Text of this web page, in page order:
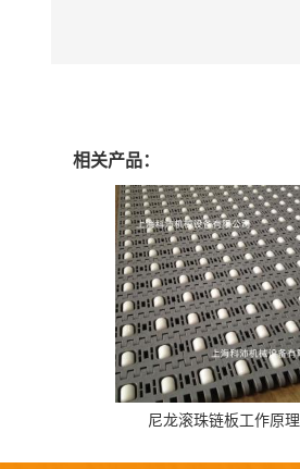
相关产品：
尼龙滚珠链板工作原理